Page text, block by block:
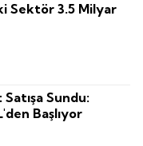
Sektör 3.5 Milyar
Sundu:
Başlıyor